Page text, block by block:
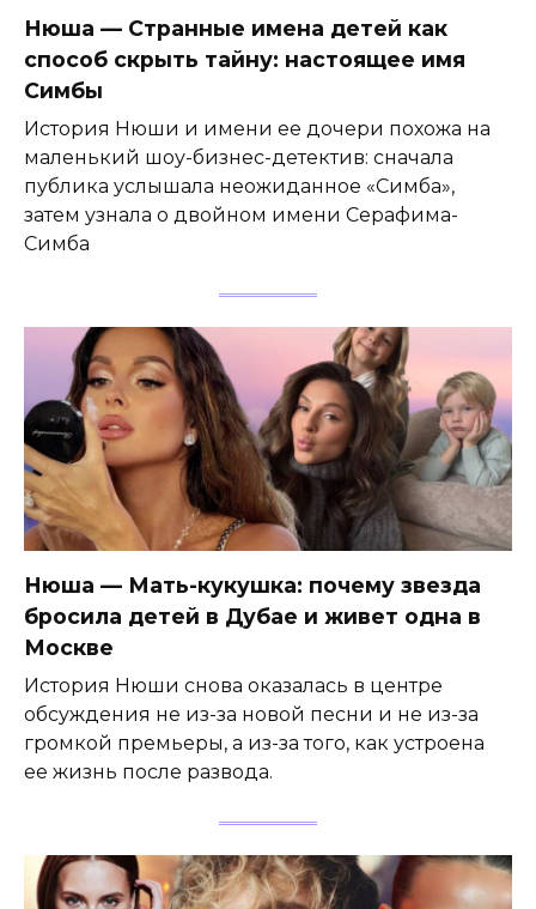
Нюша — Странные имена детей как
способ скрыть тайну: настоящее имя
Симбы
История Нюши и имени ее дочери похожа на
маленький шоу-бизнес-детектив: сначала
публика услышала неожиданное «Симба»,
затем узнала о двойном имени Серафима-
Симба
Нюша — Мать-кукушка: почему звезда
бросила детей в Дубае и живет одна в
Москве
История Нюши снова оказалась в центре
обсуждения не из-за новой песни и не из-за
громкой премьеры, а из-за того, как устроена
ее жизнь после развода.